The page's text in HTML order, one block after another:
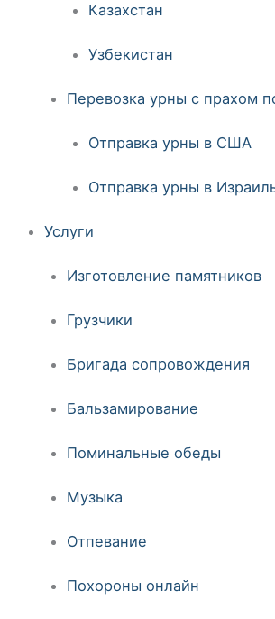
Казахстан
Узбекистан
Перевозка урны с прахом
Отправка урны в США
Отправка урны в
Услуги
Изготовление памятников
Грузчики
Бригада сопровождения
Бальзамирование
Поминальные обеды
Музыка
Отпевание
Похороны онлайн